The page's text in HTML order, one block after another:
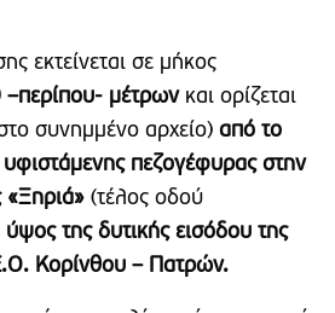
εκτείνεται σε μήκος
μέτρωνκαι ορίζεται
συνημμένο αρχείο)από το
πεζογέφυρας στην
«Ξηριά» (τέλος οδού
της δυτικής εισόδου της
Κορίνθου – Πατρών.